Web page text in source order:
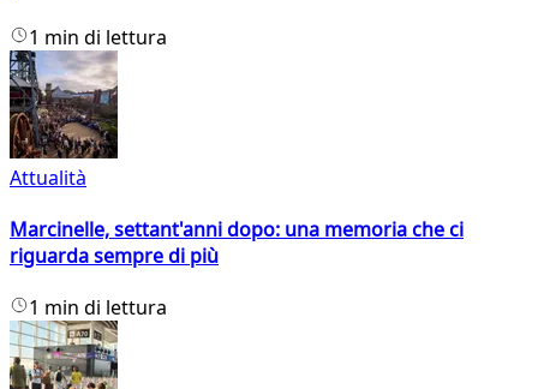
1 min di lettura
Attualità
Marcinelle, settant'anni dopo: una memoria che ci
riguarda sempre di più
1 min di lettura